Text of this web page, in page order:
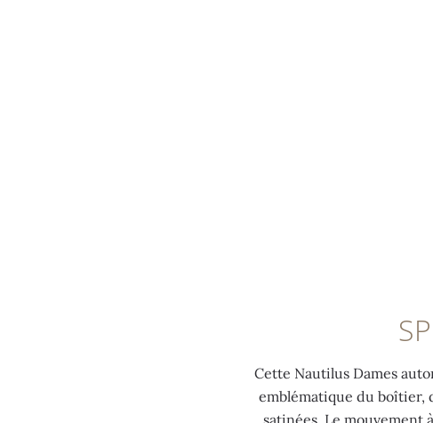
Cette Nautilus Dames
emblématique du boîtier,
satinées. Le mouvement